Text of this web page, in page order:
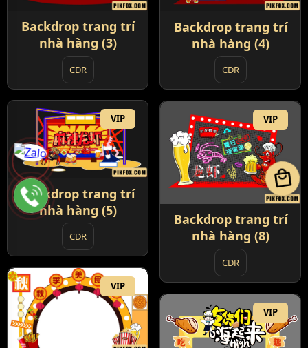
Backdrop trang trí
nhà hàng (3)
CDR
Backdrop trang trí
nhà hàng (4)
CDR
VIP
Backdrop trang trí
nhà hàng (5)
CDR
VIP
Backdrop trang trí
nhà hàng (8)
CDR
VIP
VIP
local_mall